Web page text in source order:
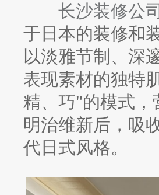
长沙装修公司
于日本的装修和
以淡雅节制、深
表现素材的独特
精、巧"的模式，
明治维新后，吸
代日式风格。